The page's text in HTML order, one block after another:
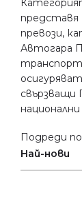
представя
превози,
Автогара
свързващи
Най-нови
Подреди по